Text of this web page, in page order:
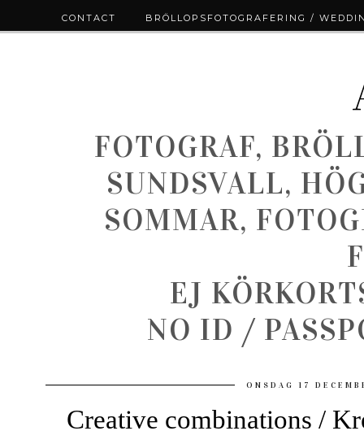
FOTOGRAF,
SUNDSVALL,
SOMMAR,
EJ
NO ID /
ONSDAG 17
Creative combinations /
CONTACT BRÖLLOPSFOTOGRAFERING /